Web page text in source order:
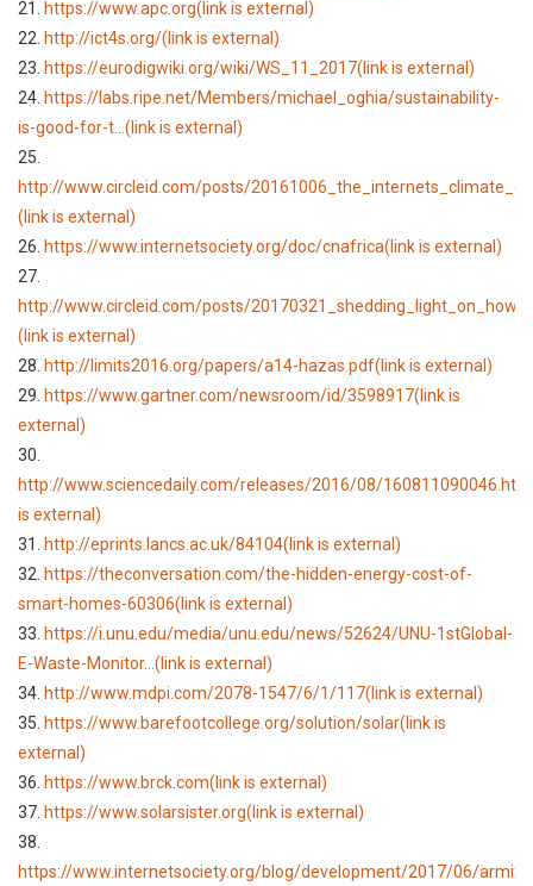
21. https://www.apc.org(link is external)
22. http://ict4s.org/(link is external)
23. https://eurodigwiki.org/wiki/WS_11_2017(link is external)
24. https://labs.ripe.net/Members/michael_oghia/sustainability-
is-good-for-t... (link is external)
25.
http://www.circleid.com/posts/
(link is external)
26. https://www.internetsociety.org/doc/cnafrica(link is external)
27.
http://www.circleid.com/posts/
(link is external)
28. http://limits2016.org/papers/a14-hazas.pdf(link is external)
29. https://www.gartner.com/newsroom/id/3598917(link is
external)
30.
http://www.sciencedaily.com/releases/2016/08/160811090046.htm
is external)
31. http://eprints.lancs.ac.uk/84104(link is external)
32. https://theconversation.com/the-hidden-energy-cost-of-
smart-homes-60306(link is external)
33. https://i.unu.edu/media/unu.edu/news/52624/UNU-1stGlobal-
E-Waste-Monitor... (link is external)
34. http://www.mdpi.com/2078-1547/6/1/117(link is external)
35. https://www.barefootcollege.org/solution/solar(link is
external)
36. https://www.brck.com(link is external)
37. https://www.solarsister.org(link is external)
38.
https://www.internetsociety.org/blog/development/2017/06/armix